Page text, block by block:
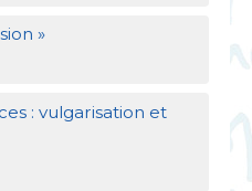
»
: vulgarisation et